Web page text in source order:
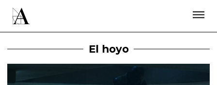
El hoyo
ÚNETE A LA ACADEMIA DE CINE